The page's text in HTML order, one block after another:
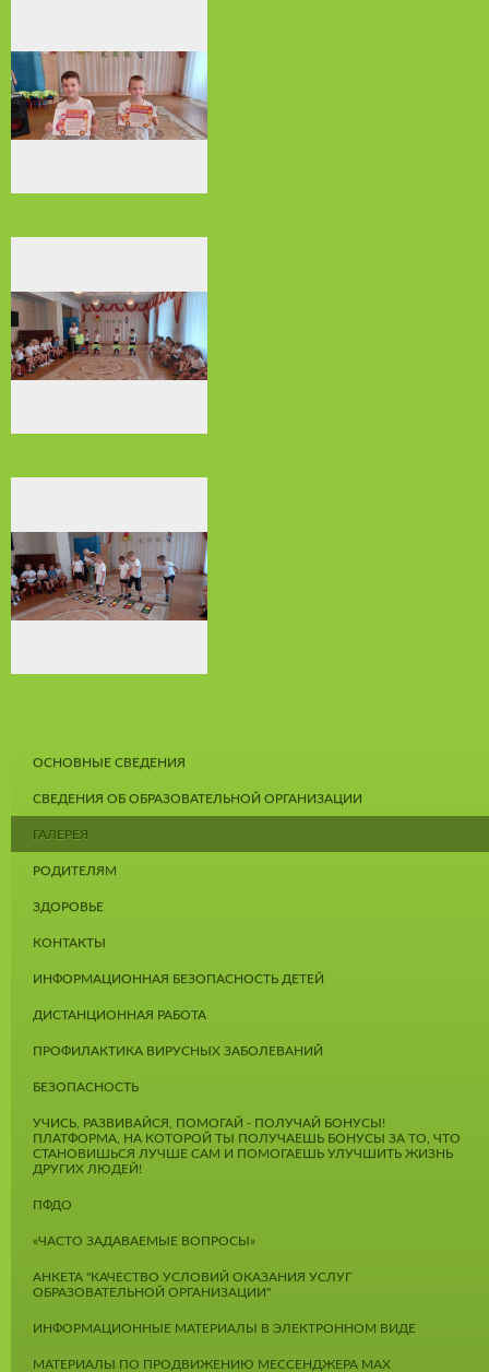
ОСНОВНЫЕ СВЕДЕНИЯ
СВЕДЕНИЯ ОБ ОБРАЗОВАТЕЛЬНОЙ ОРГАНИЗАЦИИ
ГАЛЕРЕЯ
РОДИТЕЛЯМ
ЗДОРОВЬЕ
КОНТАКТЫ
ИНФОРМАЦИОННАЯ БЕЗОПАСНОСТЬ ДЕТЕЙ
ДИСТАНЦИОННАЯ РАБОТА
ПРОФИЛАКТИКА ВИРУСНЫХ ЗАБОЛЕВАНИЙ
БЕЗОПАСНОСТЬ
УЧИСЬ, РАЗВИВАЙСЯ, ПОМОГАЙ - ПОЛУЧАЙ БОНУСЫ!
ПЛАТФОРМА, НА КОТОРОЙ ТЫ ПОЛУЧАЕШЬ БОНУСЫ ЗА ТО, ЧТО
СТАНОВИШЬСЯ ЛУЧШЕ САМ И ПОМОГАЕШЬ УЛУЧШИТЬ ЖИЗНЬ
ДРУГИХ ЛЮДЕЙ!
ПФДО
«ЧАСТО ЗАДАВАЕМЫЕ ВОПРОСЫ»
АНКЕТА "КАЧЕСТВО УСЛОВИЙ ОКАЗАНИЯ УСЛУГ
ОБРАЗОВАТЕЛЬНОЙ ОРГАНИЗАЦИИ"
ИНФОРМАЦИОННЫЕ МАТЕРИАЛЫ В ЭЛЕКТРОННОМ ВИДЕ
МАТЕРИАЛЫ ПО ПРОДВИЖЕНИЮ МЕССЕНДЖЕРА MAX